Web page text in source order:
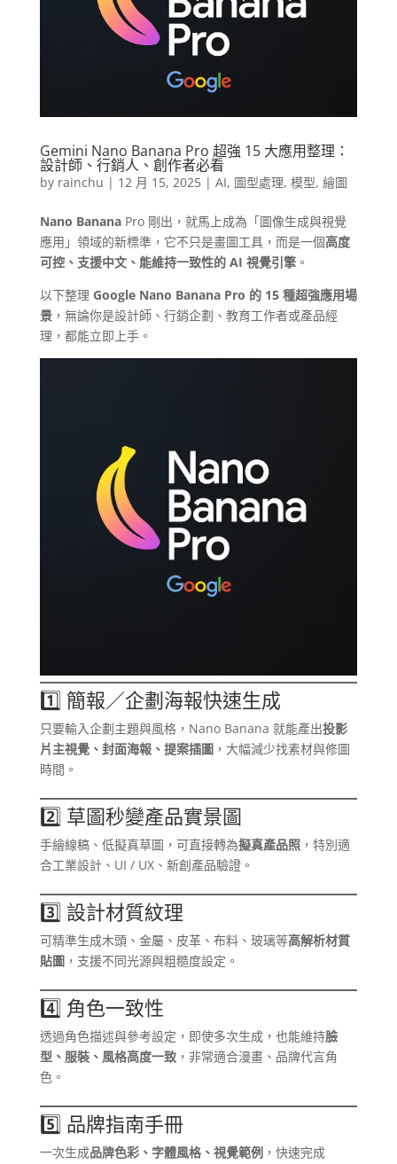
Gemini Nano Banana Pro 超強 15 大應用整理：
設計師、行銷人、創作者必看
by rainchu | 12 月 15, 2025| AI, 圖型處理, 模型, 繪圖
Nano BananaPro 剛出，就馬上成為「圖像生成與視覺
應用」領域的新標準，它不只是畫圖工具，而是一個高度
可控、支援中文、能維持一致性的 AI 視覺引擎。
以下整理 Google Nano Banana Pro 的 15 種超強應用場
景，無論你是設計師、行銷企劃、教育工作者或產品經
理，都能立即上手。
1️⃣ 簡報／企劃海報快速生成
只要輸入企劃主題與風格，Nano Banana 就能產出投影
片主視覺、封面海報、提案插圖，大幅減少找素材與修圖
時間。
2️⃣ 草圖秒變產品實景圖
手繪線稿、低擬真草圖，可直接轉為擬真產品照，特別適
合工業設計、UI / UX、新創產品驗證。
3️⃣ 設計材質紋理
可精準生成木頭、金屬、皮革、布料、玻璃等高解析材質
貼圖，支援不同光源與粗糙度設定。
4️⃣ 角色一致性
透過角色描述與參考設定，即使多次生成，也能維持臉
型、服裝、風格高度一致，非常適合漫畫、品牌代言角
色。
5️⃣ 品牌指南手冊
一次生成品牌色彩、字體風格、視覺範例 ，快速完成